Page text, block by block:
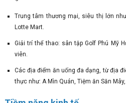
Trung tâm thương mại, siêu thị lớn
Lotte Mart.
Giải trí thể thao: sân tập Golf Phú Mỹ
viên.
Các địa điểm ăn uống đa dạng, từ địa
thực như: A Mìn Quán, Tiệm ăn Săn